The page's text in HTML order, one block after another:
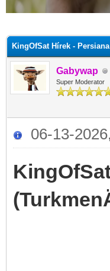
KingOfSat Hírek -
Gabywap
Super Moderator
06-13-